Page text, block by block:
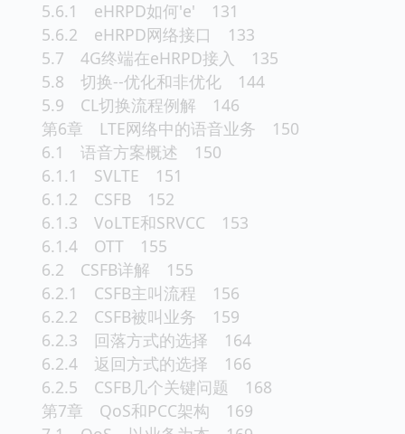
5.6.1 eHRPD如何'e' 131
5.6.2 eHRPD网络接口 133
5.7 4G终端在eHRPD接入 135
5.8 切换--优化和非优化 144
5.9 CL切换流程例解 146
第6章 LTE网络中的语音业务 150
6.1 语音方案概述 150
6.1.1 SVLTE 151
6.1.2 CSFB 152
6.1.3 VoLTE和SRVCC 153
6.1.4 OTT 155
6.2 CSFB详解 155
6.2.1 CSFB主叫流程 156
6.2.2 CSFB被叫业务 159
6.2.3 回落方式的选择 164
6.2.4 返回方式的选择 166
6.2.5 CSFB几个关键问题 168
第7章 QoS和PCC架构 169